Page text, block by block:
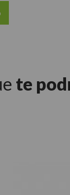
te